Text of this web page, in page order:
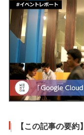
【この記事の要約】